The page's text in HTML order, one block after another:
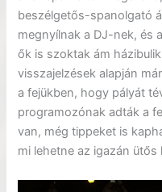
beszélgetős-spanolgató
megnyílnak a DJ-nek, és
ők is szoktak ám
visszajelzések alapján
a fejükben, hogy pályát
programozónak adták a
van, még tippeket is
mi lehetne az igazán